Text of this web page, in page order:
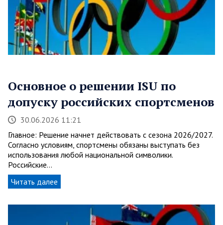
Основное о решении ISU по
допуску российских спортсменов
30.06.2026 11:21
Главное: Решение начнет действовать с сезона 2026/2027.
Согласно условиям, спортсмены обязаны выступать без
использования любой национальной символики.
Российские…
Читать далее